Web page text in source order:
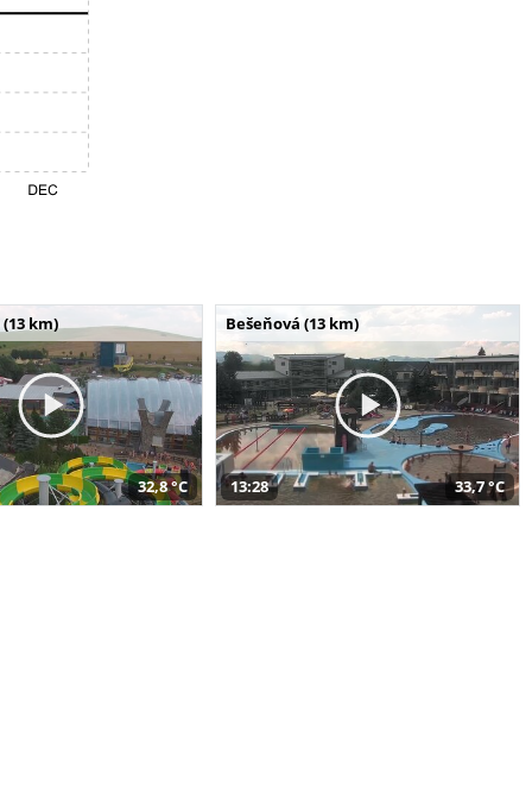
km)
32,8 °C
Bešeňová (13 km)
13:28 33,7 °C